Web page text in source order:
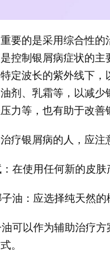
要的是采用综合性
控制银屑病症状的
定波长的紫外线下
剂、乳霜等，以减
力等，也有助于改善
疗银屑病的人，应注
在使用任何新的皮
油：应选择纯天然
可以作为辅助治疗
。